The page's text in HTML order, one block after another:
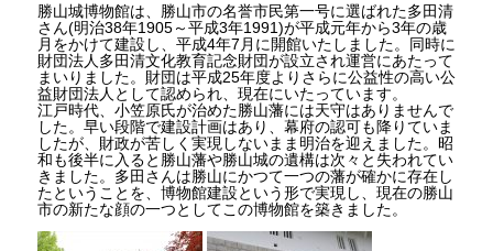
勝山城博物館は、勝山市の名誉市民第一号に選ばれた多田清
さん(明治38年1905～平成3年1991)が平成元年から3年の歳
月をかけて建設し、平成4年7月に開館いたしました。同時に
財団法人多田清文化教育記念財団が設立され運営にあたって
まいりました。財団は平成25年度よりさらに公益性の高い公
益財団法人として認められ、現在にいたっています。
江戸時代、小笠原氏が治めた勝山藩には天守はありませんで
した。早い段階で建設計画はあり、幕府の認可も降りていま
したが、財政が苦しく実現しないまま明治を迎えました。昭
和も後半に入ると勝山藩や勝山城の遺構は次々と失われてい
きました。多田さんは勝山にかつて一つの藩が確かに存在し
たということを、博物館建設という形で実現し、現在の勝山
市の新たな顔の一つとしてこの博物館を築きました。